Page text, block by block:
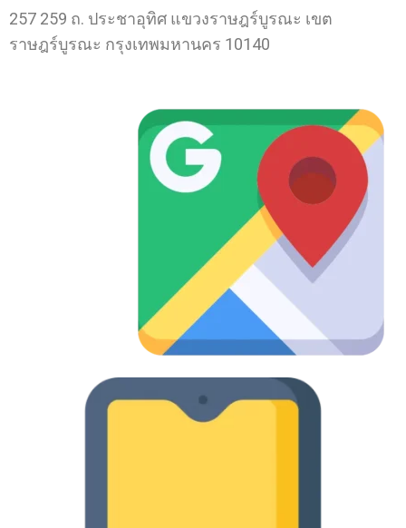
257 259 ถ. ประชาอุทิศ แขวงราษฎร์บูรณะ เขต
ราษฎร์บูรณะ กรุงเทพมหานคร 10140